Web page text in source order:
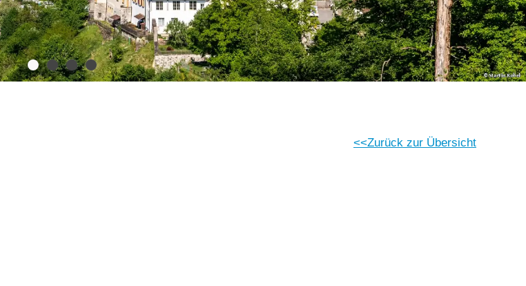
Zurück zur Übersicht